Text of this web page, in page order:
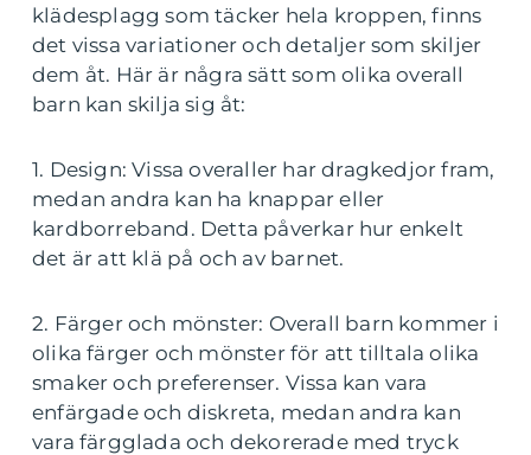
klädesplagg som täcker hela kroppen, finns
det vissa variationer och detaljer som skiljer
dem åt. Här är några sätt som olika overall
barn kan skilja sig åt:
1. Design: Vissa overaller har dragkedjor fram,
medan andra kan ha knappar eller
kardborreband. Detta påverkar hur enkelt
det är att klä på och av barnet.
2. Färger och mönster: Overall barn kommer i
olika färger och mönster för att tilltala olika
smaker och preferenser. Vissa kan vara
enfärgade och diskreta, medan andra kan
vara färgglada och dekorerade med tryck